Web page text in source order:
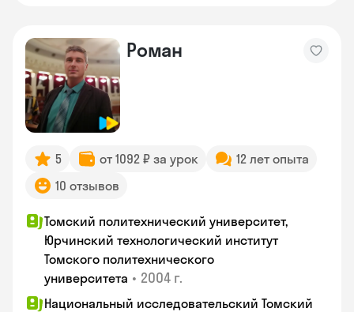
Роман
5 от 1092 ₽ за урок
12 лет опыта
10 отзывов
Томский политехнический университет,
Юрчинский технологический институт
Томского политехнического
университета • 2004 г.
Национальный исследовательский Томский